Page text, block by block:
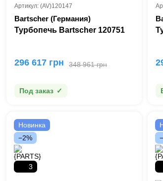
Артикул: (AV)120147
Bartscher (Германия)
Турбопечь Bartscher 120751
348 961 грн
296 617 грн
Под заказ
Новинка
−2%
3